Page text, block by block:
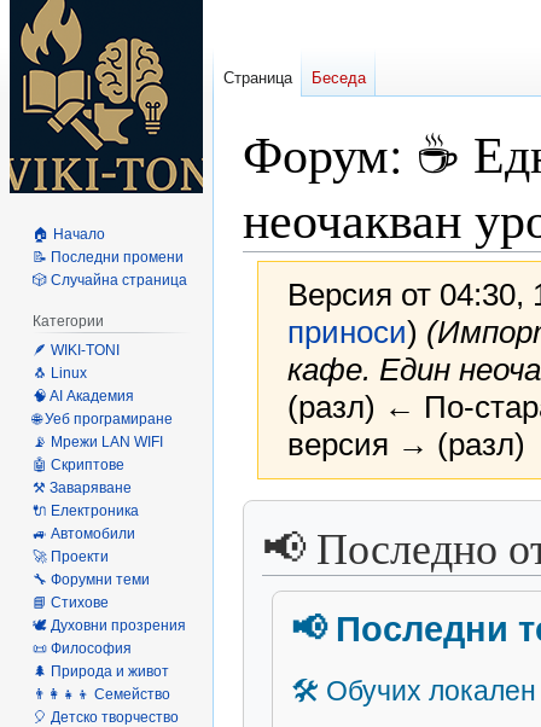
Форум: ☕
неочакван
Версия от 04:30,
приноси)
кафе. Един
(разл) ← По-
версия → (разл)
Направо
към
навигацията
Направо
към
търсенето
📢 Последно
Страница Беседа
🏠 Начало
📝 Последни промени
🎲 Случайна страница
Категории
🪶 WIKI-TONI
🐧 Linux
🧠 AI Академия
🌐 Уеб програмиране
📡 Мрежи LAN WIFI
🤖 Скриптове
⚒️ Заваряване
🔌 Електроника
🚙 Автомобили
🚀 Проекти
🔧 Форумни теми
📘 Стихове
🕊️ Духовни прозрения
📜 Философия
🌲 Природа и живот
👨‍👩‍👧‍👦 Семейство
🎈 Детско творчество